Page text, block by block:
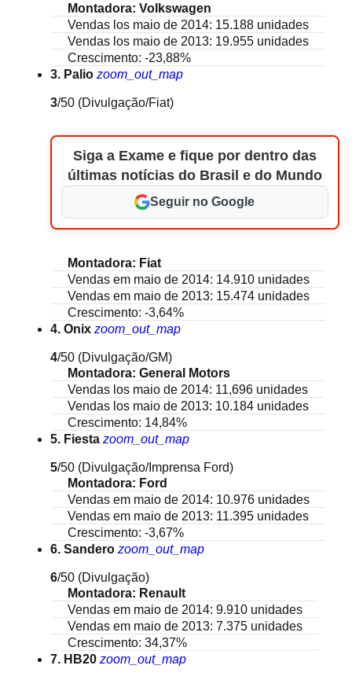
Montadora: Volkswagen
Vendas los maio de 2014: 15.188 unidades
Vendas los maio de 2013: 19.955 unidades
Crescimento: -23,88%
3. Palio zoom_out_map
3/50 (Divulgação/Fiat)
Siga a Exame e fique por dentro das
últimas notícias do Brasil e do Mundo
Seguir no Google
Montadora: Fiat
Vendas em maio de 2014: 14.910 unidades
Vendas em maio de 2013: 15.474 unidades
Crescimento: -3,64%
4. Onix zoom_out_map
4/50 (Divulgação/GM)
Montadora: General Motors
Vendas los maio de 2014: 11,696 unidades
Vendas los maio de 2013: 10.184 unidades
Crescimento: 14,84%
5. Fiesta zoom_out_map
5/50 (Divulgação/Imprensa Ford)
Montadora: Ford
Vendas em maio de 2014: 10.976 unidades
Vendas em maio de 2013: 11.395 unidades
Crescimento: -3,67%
6. Sandero zoom_out_map
6/50 (Divulgação)
Montadora: Renault
Vendas em maio de 2014: 9.910 unidades
Vendas em maio de 2013: 7.375 unidades
Crescimento: 34,37%
7. HB20 zoom_out_map